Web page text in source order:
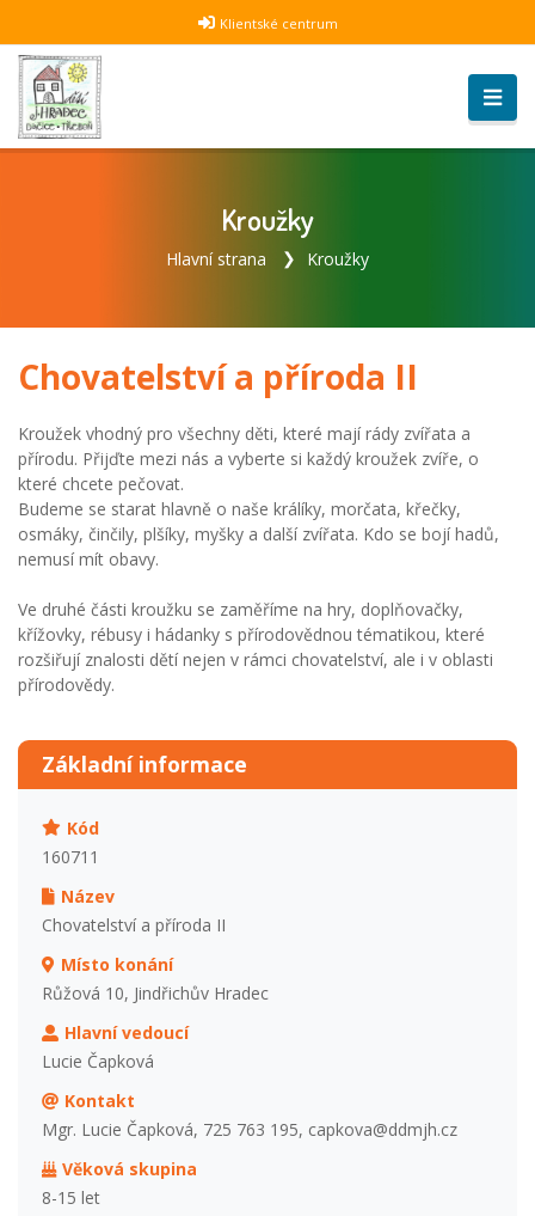
Klientské centrum
Kroužky
Hlavní strana Kroužky
Chovatelství a příroda II
Kroužek vhodný pro všechny děti, které mají rády zvířata a
přírodu. Přijďte mezi nás a vyberte si každý kroužek zvíře, o
které chcete pečovat.
Budeme se starat hlavně o naše králíky, morčata, křečky,
osmáky, činčily, plšíky, myšky a další zvířata. Kdo se bojí hadů,
nemusí mít obavy.
Ve druhé části kroužku se zaměříme na hry, doplňovačky,
křížovky, rébusy i hádanky s přírodovědnou tématikou, které
rozšiřují znalosti dětí nejen v rámci chovatelství, ale i v oblasti
přírodovědy.
Základní informace
Kód
160711
Název
Chovatelství a příroda II
Místo konání
Růžová 10, Jindřichův Hradec
Hlavní vedoucí
Lucie Čapková
Kontakt
Mgr. Lucie Čapková, 725 763 195, capkova@ddmjh.cz
Věková skupina
8-15 let